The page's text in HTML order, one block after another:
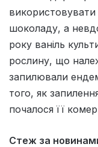
використовувати
шоколаду, а
року ваніль
рослину, що
запилювали
того, як
почалося її
Стеж за